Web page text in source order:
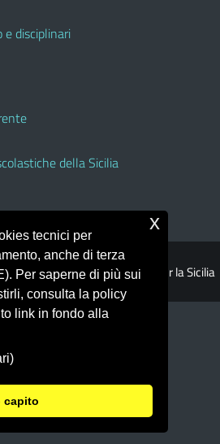
disciplinari
della Sicilia
Ufficio Scolastico Regionale per la Sicilia
tecnici per
anche di terza
Per saperne di più sui
consulta la policy
link in fondo alla
capito
x